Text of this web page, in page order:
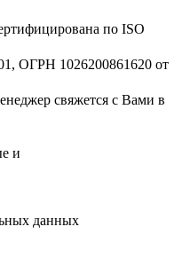
по ISO
ОГРН 1026200861620 от
свяжется с Вами в
и
данных